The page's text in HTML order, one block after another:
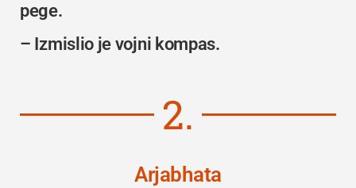
pege.
– Izmislio je vojni kompas.
2.
Arjabhata